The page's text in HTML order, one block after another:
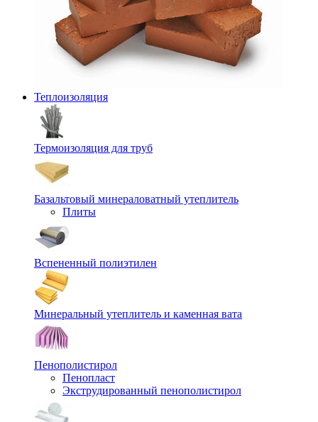
Теплоизоляция
Термоизоляция для труб
Базальтовый минераловатный утеплитель
Плиты
Вспененный полиэтилен
Минеральный утеплитель и каменная вата
Пенополистирол
Пенопласт
Экструдированный пенополистирол